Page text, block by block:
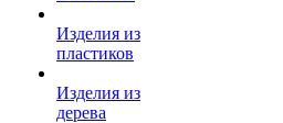
Изделия из
пластиков
Изделия из
дерева